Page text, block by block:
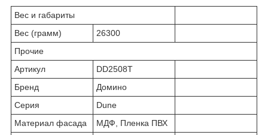
Вес и габариты
Вес (грамм)
26300
Прочие
Артикул
DD2508T
Бренд
Домино
Серия
Dune
Материал фасада
МДФ, Пленка ПВХ